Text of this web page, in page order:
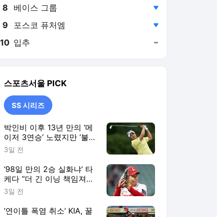
8 베이스 그룹
9 포스코 퓨처엠
10 입추
스포츠서울 PICK
SS 시리즈
박인비 이후 13년 만의 ‘메
이저 3연승’ 노렸지만 ‘불
발’…유해란, AIG 여자오픈
3일 전
‘98일 만의 2승 실화냐’ 타
케다 “더 긴 이닝 책임져
야…후반기엔 기대에 보답
3일 전
‘연이틀 폭염 취소’ KIA, 꿀